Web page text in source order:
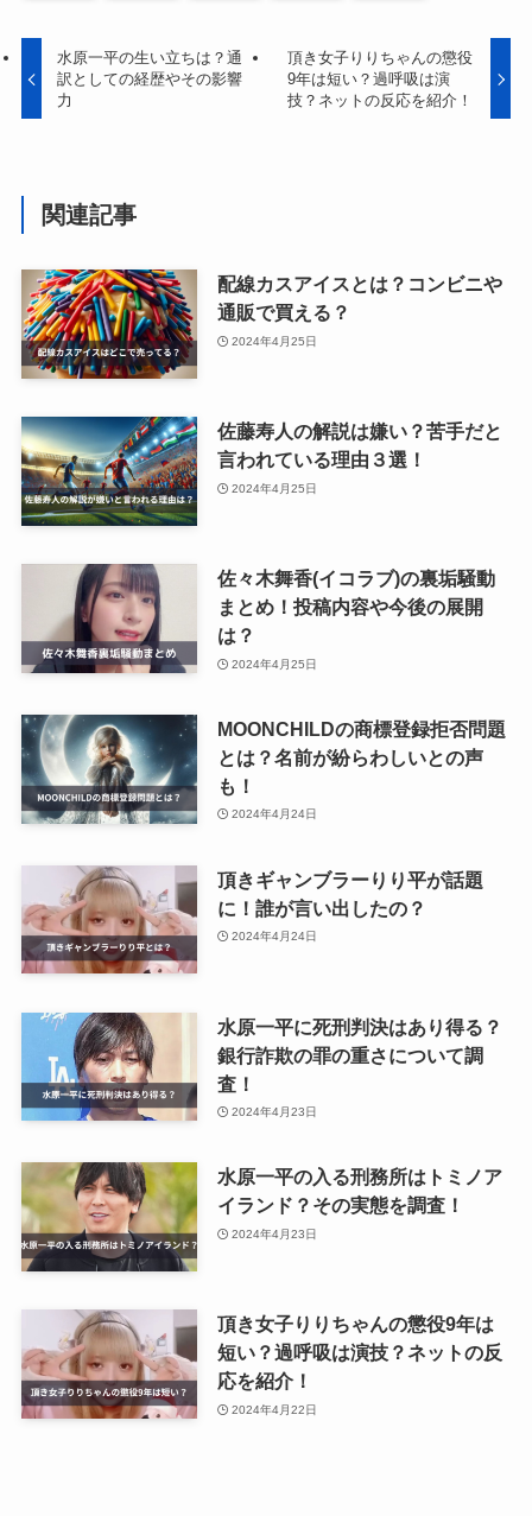
水原一平の生い立ちは？通
訳としての経歴やその影響
力
頂き女子りりちゃんの懲役
9年は短い？過呼吸は演
技？ネットの反応を紹介！
関連記事
配線カスアイスとは？コンビニや
通販で買える？
2024年4月25日
佐藤寿人の解説は嫌い？苦手だと
言われている理由３選！
2024年4月25日
佐々木舞香(イコラブ)の裏垢騒動
まとめ！投稿内容や今後の展開
は？
2024年4月25日
MOONCHILDの商標登録拒否問題
とは？名前が紛らわしいとの声
も！
2024年4月24日
頂きギャンブラーりり平が話題
に！誰が言い出したの？
2024年4月24日
水原一平に死刑判決はあり得る？
銀行詐欺の罪の重さについて調
査！
2024年4月23日
水原一平の入る刑務所はトミノア
イランド？その実態を調査！
2024年4月23日
頂き女子りりちゃんの懲役9年は
短い？過呼吸は演技？ネットの反
応を紹介！
2024年4月22日